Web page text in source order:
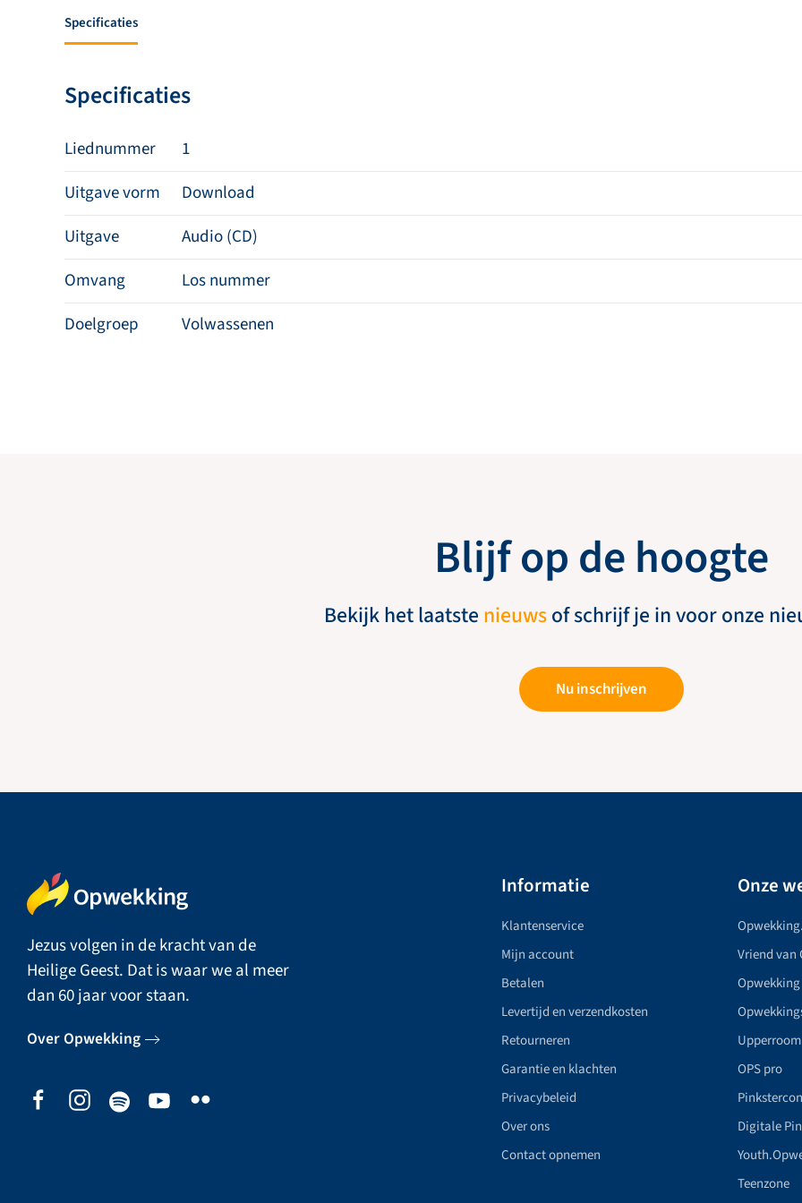
Specificaties
Specificaties
Liednummer
1
Uitgave vorm
Download
Uitgave
Audio (CD)
Omvang
Los nummer
Doelgroep
Volwassenen
Blijf op de hoogte
Bekijk het laatste nieuwsof schrijf je in voor onze
Nu inschrijven
Jezus volgen in de kracht van de
Heilige Geest. Dat is waar we al meer
dan 60 jaar voor staan.
Over Opwekking
Informatie
Klantenservice
Mijn account
Betalen
Levertijd en verzendkosten
Retourneren
Garantie en klachten
Privacybeleid
Over ons
Contact opnemen
Onze
Vriend van
Upperroom
OPS pro
Digitale
Teenzone